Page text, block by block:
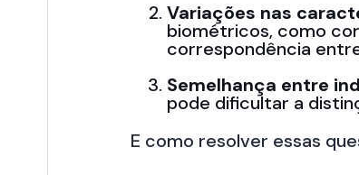
Variações nas
biométricos, como
correspondência
Semelhança entre
pode dificultar a
E como resolver essas